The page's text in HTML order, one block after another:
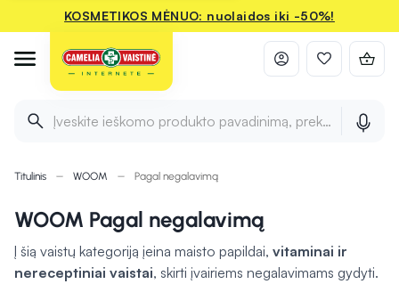
KOSMETIKOS MĖNUO: nuolaidos iki -50%!
Įveskite ieškomo produkto pavadinimą, prekės ženklą ir
Titulinis WOOM Pagal negalavimą
WOOM Pagal negalavimą
Į šią vaistų kategoriją įeina maisto papildai, vitaminai ir
nereceptiniai vaistai, skirti įvairiems negalavimams gydyti.